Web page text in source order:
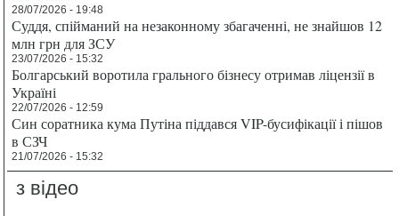
28/07/2026 - 19:48
Суддя, спійманий на незаконному збагаченні, не знайшов 12
млн грн для ЗСУ
23/07/2026 - 15:32
Болгарський воротила грального бізнесу отримав ліцензії в
Україні
22/07/2026 - 12:59
Син соратника кума Путіна піддався VIP-бусифікації і пішов
в СЗЧ
21/07/2026 - 15:32
з відео